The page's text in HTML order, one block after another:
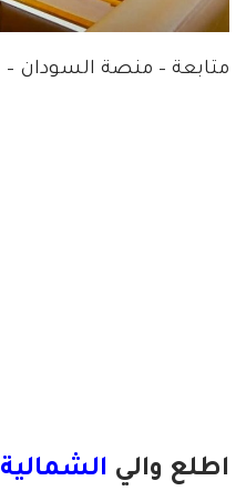
متابعة – منصة السودان –
اطلع والي الشمالية